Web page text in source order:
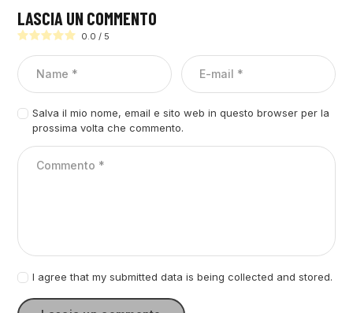
LASCIA UN COMMENTO
0.0 / 5
Salva il mio nome, email e sito web in questo browser per la
prossima volta che commento.
I agree that my submitted data is being collected and stored.